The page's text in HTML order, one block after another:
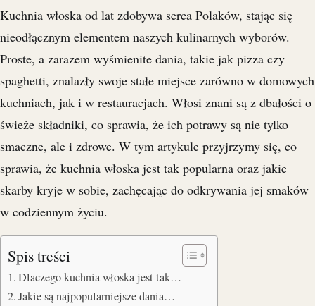
Kuchnia włoska od lat zdobywa serca Polaków, stając się
nieodłącznym elementem naszych kulinarnych wyborów.
Proste, a zarazem wyśmienite dania, takie jak pizza czy
spaghetti, znalazły swoje stałe miejsce zarówno w domowych
kuchniach, jak i w restauracjach. Włosi znani są z dbałości o
świeże składniki, co sprawia, że ich potrawy są nie tylko
smaczne, ale i zdrowe. W tym artykule przyjrzymy się, co
sprawia, że kuchnia włoska jest tak popularna oraz jakie
skarby kryje w sobie, zachęcając do odkrywania jej smaków
w codziennym życiu.
Spis treści
Dlaczego kuchnia włoska jest tak…
Jakie są najpopularniejsze dania…